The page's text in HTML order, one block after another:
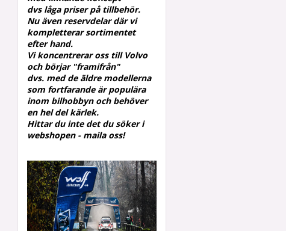
dvs låga priser på tillbehör.
Nu även reservdelar där vi
kompletterarsortimentet
efter hand.
Vi koncentrerar oss till Volvo
och börjar "framifrån"
dvs. med de äldre modellerna
som fortfarande är populära
inom bilhobbyn och behöver
en hel del kärlek.
Hittar du inte det du söker i
webshopen - maila oss!